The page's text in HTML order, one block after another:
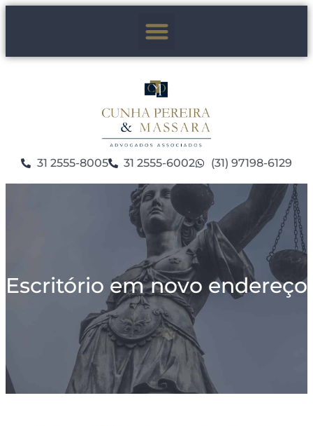
31 2555-8005 31 2555-6002 (31) 97198-6129
Escritório em novo endereço